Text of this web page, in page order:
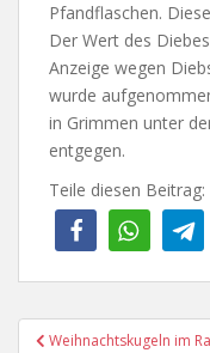
Pfandflaschen.
Der Wert des
Anzeige wegen
wurde
in Grimmen unter
entgegen.
Teile diesen Beitrag:
Weihnachtskugeln im